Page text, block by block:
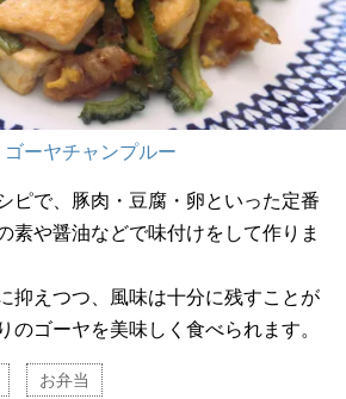
ーヤチャンプルー
ピで、豚肉・豆腐・卵といった定番
素や醤油などで味付けをして作りま
抑えつつ、風味は十分に残すことが
のゴーヤを美味しく食べられます。
お弁当